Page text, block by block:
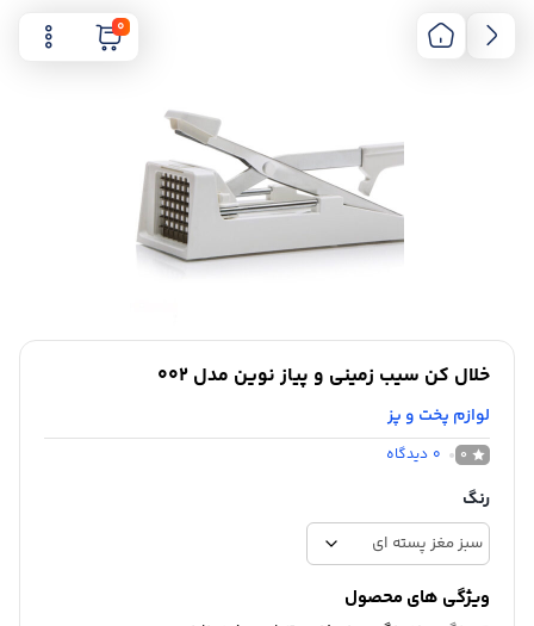
0
خلال کن سیب زمینی و پیاز نوین مدل 002
لوازم پخت و پز
0
0 دیدگاه
رنگ
ویژگی های محصول